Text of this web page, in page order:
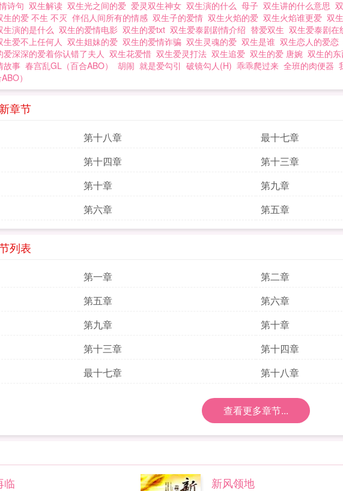
诗句 双生解读 双生光之间的爱 爱灵双生神女 双生演的什么 母子 双生讲的什么意思
生的爱 不生 不灭 伴侣人间所有的情感 双生子的爱情 双生火焰的爱 双生火焰谁更爱 双
生演的是什么 双生的爱情电影 双生的爱txt 双生爱泰剧剧情介绍 替爱双生 双生爱泰剧在
生爱不上任何人 双生姐妹的爱 双生的爱情诈骗 双生灵魂的爱 双生是谁 双生恋人的爱恋
爱深深的爱着你认错了夫人 双生花爱惜 双生爱灵打法 双生追爱 双生的爱 唐婉 双生的
故事 春宫乱GL（百合ABO） 胡闹 就是爱勾引 破镜勾人(H) 乖乖爬过来 全班的肉便器
）
章节
第十八章 最十七章
第十四章 第十三章
第十章 第九章
第六章 第五章
列表
第一章 第二章
第五章 第六章
第九章 第十章
第十三章 第十四章
最十七章 第十八章
查看更多章节...
临 新风领地